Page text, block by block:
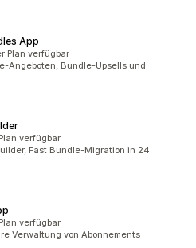
App
Plan verfügbar
Angeboten, Bundle-Upsells und
verfügbar
Fast Bundle-Migration in 24
verfügbar
Verwaltung von Abonnements